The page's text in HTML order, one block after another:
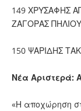
149 ΧΡΥΣΑΦΗΣ
ΖΑΓΟΡΑΣ ΠΗΛΙΟΥ
150 ΨΑΡΙΔΗΣ
Νέα Αριστερά:
«Η αποχώρηση